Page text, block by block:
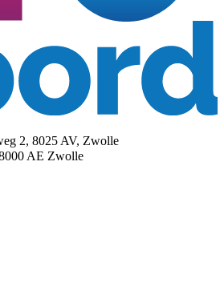
2, 8025 AV, Zwolle
AE Zwolle